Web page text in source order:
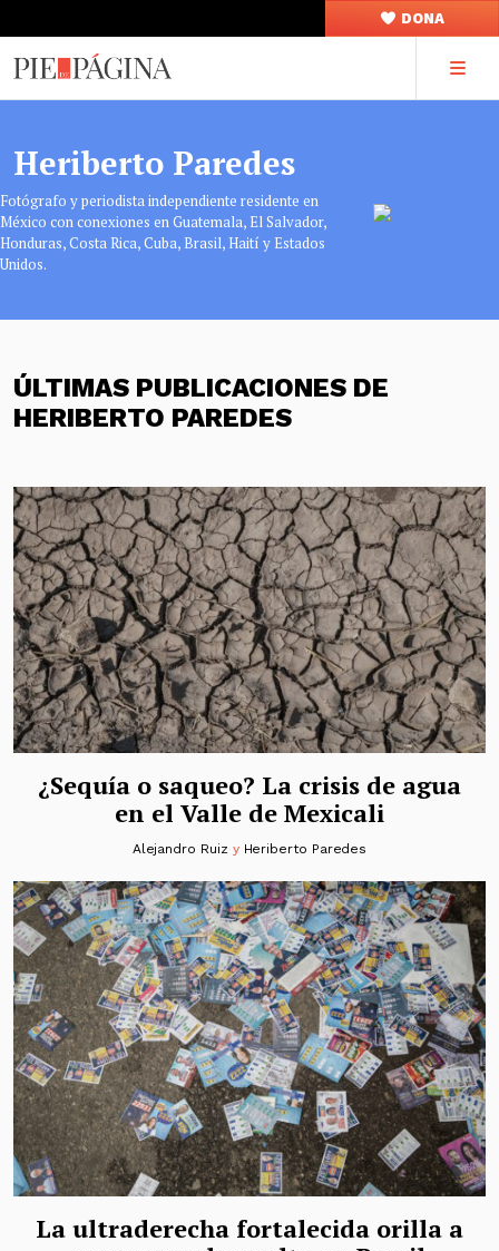
DONA
Heriberto Paredes
Fotógrafo y periodista independiente residente en
México con conexiones en Guatemala, El Salvador,
Honduras, Costa Rica, Cuba, Brasil, Haití y Estados
Unidos.
ÚLTIMAS PUBLICACIONES DE
HERIBERTO PAREDES
¿Sequía o saqueo? La crisis de agua
en el Valle de Mexicali
Alejandro Ruiz y Heriberto Paredes
La ultraderecha fortalecida orilla a